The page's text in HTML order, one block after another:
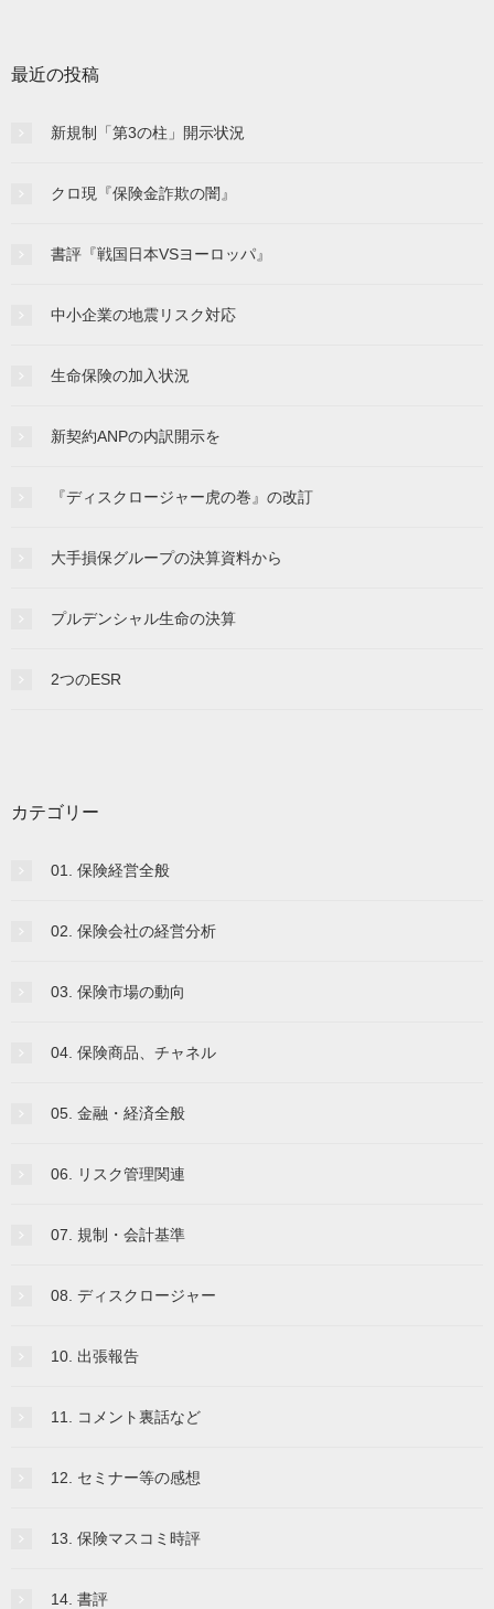
最近の投稿
新規制「第3の柱」開示状況
クロ現『保険金詐欺の闇』
書評『戦国日本VSヨーロッパ』
中小企業の地震リスク対応
生命保険の加入状況
新契約ANPの内訳開示を
『ディスクロージャー虎の巻』の改訂
大手損保グループの決算資料から
プルデンシャル生命の決算
2つのESR
カテゴリー
01. 保険経営全般
02. 保険会社の経営分析
03. 保険市場の動向
04. 保険商品、チャネル
05. 金融・経済全般
06. リスク管理関連
07. 規制・会計基準
08. ディスクロージャー
10. 出張報告
11. コメント裏話など
12. セミナー等の感想
13. 保険マスコミ時評
14. 書評